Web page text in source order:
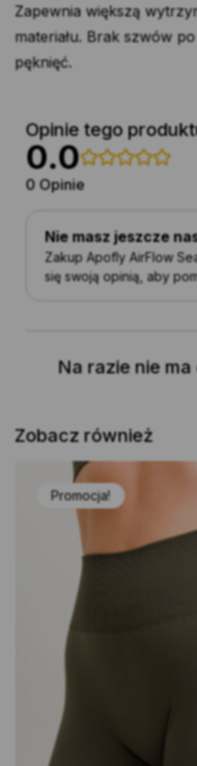
Zapewnia większą
materiału. Brak szwów
pęknięć.
Opinie tego
0.0
0 Opinie
Nie masz jeszcze
Zakup Apofly AirFlow
się swoją opinią, aby
Na razie nie
Zobacz również
Promocja!